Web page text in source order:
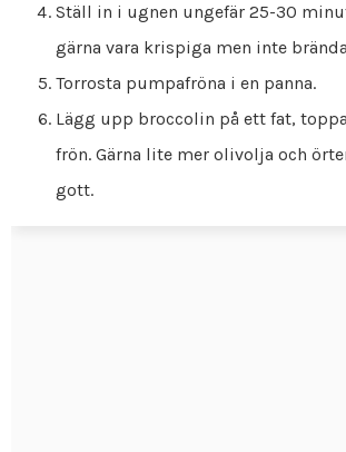
Ställ in i ugnen ungefär 25-30
gärna vara krispiga men inte
Torrosta pumpafröna i en panna.
Lägg upp broccolin på ett fat,
frön. Gärna lite mer olivolja och
gott.